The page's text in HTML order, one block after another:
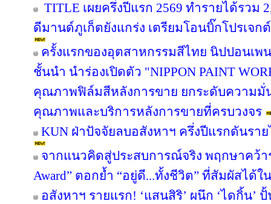
TITLE เผยครึ่งปีแรก 2569 ทำรายได้รวม
ดีมานด์ภูเก็ตยังแกร่ง เตรียมโอนบิ๊กโปรเจ
ครั้งแรกของอุตสาหกรรมสีไทย นิปปอนเพ
ชั้นนำ นำร่องเปิดตัว "NIPPON PAINT
คุณภาพฟิล์มสีหลังการขาย ยกระดับความ
คุณภาพและบริการหลังการขายที่ครบวงจร
KUN ฝ่าปัจจัยลบอสังหาฯ ครึ่งปีแรกดันรา
จากแนวคิดสู่ประสบการณ์จริง พฤกษาคว้าร
Award” ตอกย้ำ “อยู่ดี...ทั้งชีวิต” ที่สัมผัสได้ใ
อสังหาฯ รายแรก! ‘แสนสิริ’ ผนึก ‘ไดกิ้น’ ปั้